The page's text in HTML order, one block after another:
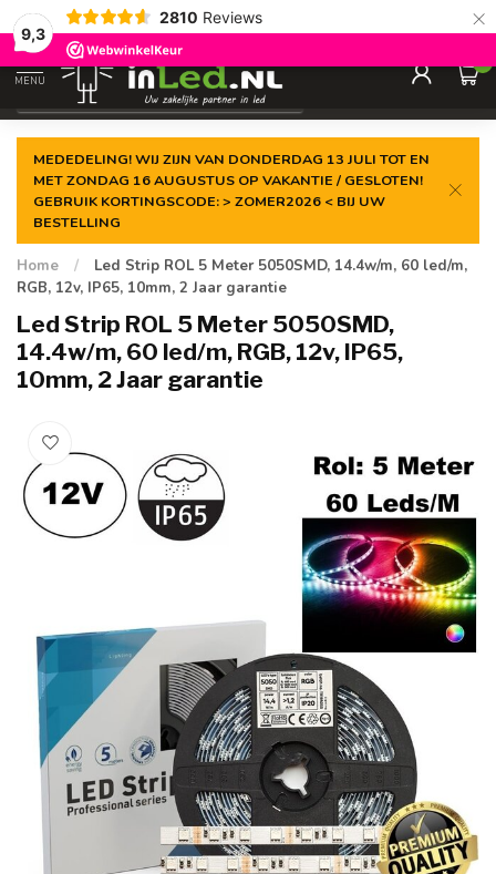
9,3
2810 Reviews ×
Gegarandeerde delaagste prijs
MENU
0
MEDEDELING! WIJ ZIJN VAN DONDERDAG 13 JULI TOT EN
MET ZONDAG 16 AUGUSTUS OP VAKANTIE / GESLOTEN!
GEBRUIK KORTINGSCODE: > ZOMER2026 < BIJ UW
BESTELLING
Home /
Led Strip ROL 5 Meter 5050SMD, 14.4w/m, 60 led/m,
RGB, 12v, IP65, 10mm, 2 Jaar garantie
Led Strip ROL 5 Meter 5050SMD,
14.4w/m, 60 led/m, RGB, 12v, IP65,
10mm, 2 Jaar garantie